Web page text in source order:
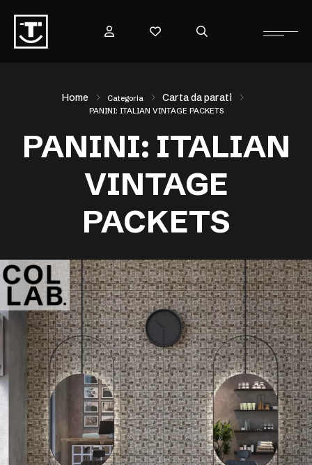
Home Categoria Carta da parati
PANINI: ITALIAN VINTAGE PACKETS
PANINI: ITALIAN
VINTAGE
PACKETS